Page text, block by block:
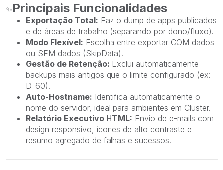
✨Principais Funcionalidades
Exportação Total: Faz o dump de apps publicados
e de áreas de trabalho (separando por dono/fluxo).
Modo Flexível: Escolha entre exportar COM dados
ou SEM dados (SkipData).
Gestão de Retenção: Exclui automaticamente
backups mais antigos que o limite configurado (ex:
D-60).
Auto-Hostname: Identifica automaticamente o
nome do servidor, ideal para ambientes em Cluster.
Relatório Executivo HTML: Envio de e-mails com
design responsivo, ícones de alto contraste e
resumo agregado de falhas e sucessos.